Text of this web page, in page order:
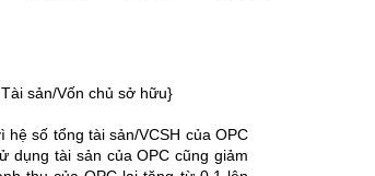
sản/Vốn chủ sở hữu}
số tổng tài sản/VCSH của OPC
dụng tài sản của OPC cũng giảm